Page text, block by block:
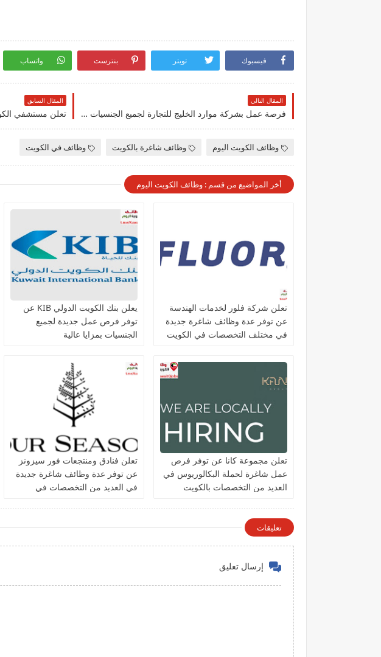
فيسبوك تويتر بنترست واتساب
المقال التالي
فرصة عمل بشركة موارد الخليج للتجارة لجميع الجنسيات بمزايا عالية بالكويت
المقال السابق
وظائف الكويت اليوم وظائف شاغرة بالكويت وظائف في الكويت
أخر المواضيع من قسم : وظائف الكويت اليوم
تعلن شركة فلور لخدمات الهندسة
عن توفر عدة وظائف شاغرة جديدة
في مختلف التخصصات في الكويت
يعلن بنك الكويت الدولي KIB عن
توفر فرص عمل جديدة لجميع
الجنسيات بمزايا عالية
تعلن مجموعة كانا عن توفر فرص
عمل شاغرة لحملة البكالوريوس في
العديد من التخصصات بالكويت
تعلن فنادق ومنتجعات فور سيزونز‏
عن توفر عدة وظائف شاغرة جديدة
في العديد من التخصصات في
تعليقات
إرسال تعليق